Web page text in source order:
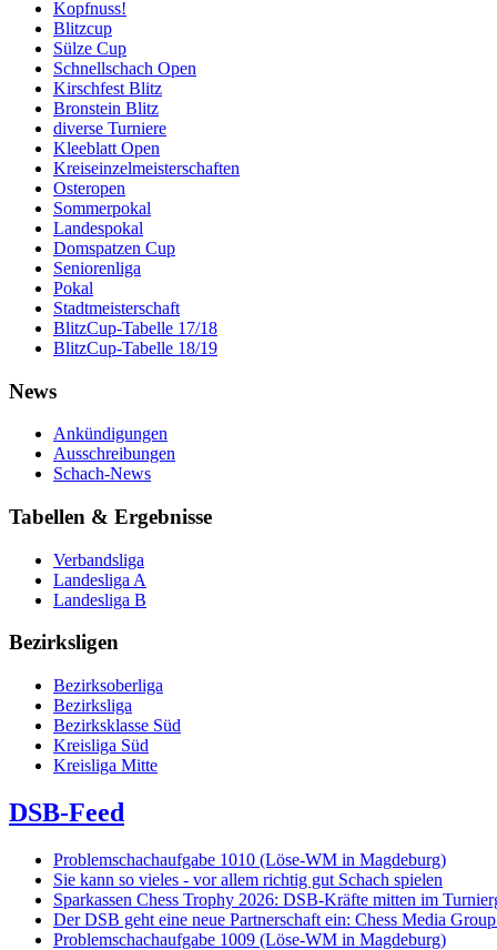
Kopfnuss!
Blitzcup
Sülze Cup
Schnellschach Open
Kirschfest Blitz
Bronstein Blitz
diverse Turniere
Kleeblatt Open
Kreiseinzelmeisterschaften
Osteropen
Sommerpokal
Landespokal
Domspatzen Cup
Seniorenliga
Pokal
Stadtmeisterschaft
BlitzCup-Tabelle 17/18
BlitzCup-Tabelle 18/19
News
Ankündigungen
Ausschreibungen
Schach-News
Tabellen & Ergebnisse
Verbandsliga
Landesliga A
Landesliga B
Bezirksligen
Bezirksoberliga
Bezirksliga
Bezirksklasse Süd
Kreisliga Süd
Kreisliga Mitte
DSB-Feed
Problemschachaufgabe 1010 (Löse-WM in Magdeburg)
Sie kann so vieles - vor allem richtig gut Schach spielen
Sparkassen Chess Trophy 2026: DSB-Kräfte mitten im
Der DSB geht eine neue Partnerschaft ein: Chess Media
Problemschachaufgabe 1009 (Löse-WM in Magdeburg)